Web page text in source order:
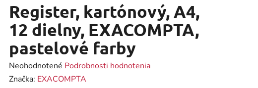
Register, kartónový, A4,
12 dielny, EXACOMPTA,
pastelové farby
Priemerné
hodnotenie
Neohodnotené Podrobnosti hodnotenia
Značka: EXACOMPTA